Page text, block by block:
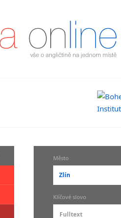
Město
Zlín
-- vyberte město --
Klíčové slovo